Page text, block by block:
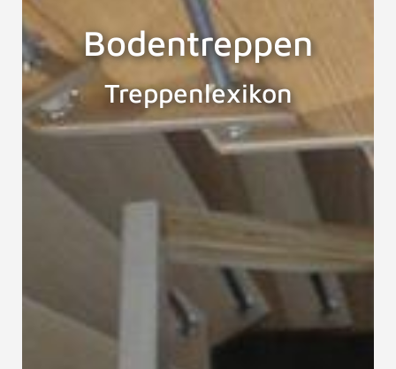
Bodentreppen
Treppenlexikon